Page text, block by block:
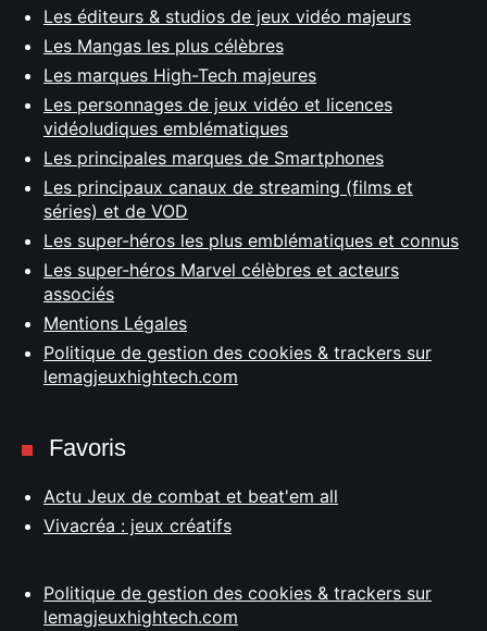
Les éditeurs & studios de jeux vidéo majeurs
Les Mangas les plus célèbres
Les marques High-Tech majeures
Les personnages de jeux vidéo et licences
vidéoludiques emblématiques
Les principales marques de Smartphones
Les principaux canaux de streaming (films et
séries) et de VOD
Les super-héros les plus emblématiques et connus
Les super-héros Marvel célèbres et acteurs
associés
Mentions Légales
Politique de gestion des cookies & trackers sur
lemagjeuxhightech.com
Favoris
Actu Jeux de combat et beat'em all
Vivacréa : jeux créatifs
Politique de gestion des cookies & trackers sur
lemagjeuxhightech.com